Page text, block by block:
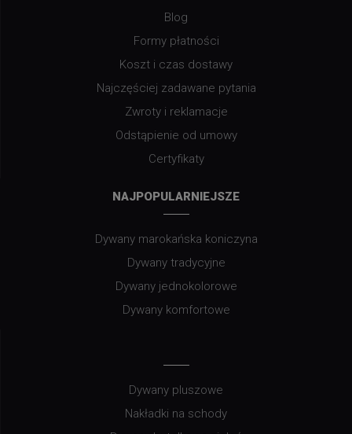
Blog
Formy płatności
Koszt i czas dostawy
Najczęściej zadawane pytania
Zwroty i reklamacje
Odstąpienie od umowy
Certyfikaty
NAJPOPULARNIEJSZE
Dywany marokańska koniczyna
Dywany tradycyjne
Dywany jednokolorowe
Dywany komfortowe
Dywany pluszowe
Nakładki na schody